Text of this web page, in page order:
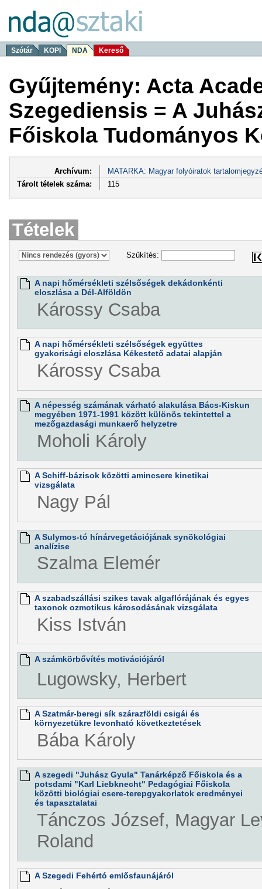
Szótár KOPI NDA Kereső
Gyűjtemény: Acta
Szegediensis = A
Főiskola Tudományos
Archívum:
MATARKA: Magyar folyóiratok
Tárolt tételek száma:
115
Tételek
Szűkítés:
A napi hőmérsékleti szélsőségek dekádonkénti
eloszlása a Dél-Alföldön
Károssy Csaba
A napi hőmérsékleti szélsőségek együttes
gyakorisági eloszlása Kékestető adatai alapján
Károssy Csaba
A népesség számának várható alakulása Bács-Kiskun
megyében 1971-1991 között különös tekintettel a
mezőgazdasági munkaerő helyzetre
Moholi Károly
A Schiff-bázisok közötti amincsere kinetikai
vizsgálata
Nagy Pál
A Sulymos-tó hínárvegetációjának synökológiai
analízise
Szalma Elemér
A szabadszállási szikes tavak algaflórájának és egyes
taxonok ozmotikus károsodásának vizsgálata
Kiss István
A számkörbővítés motivációjáról
Lugowsky, Herbert
A Szatmár-beregi sík szárazföldi csigái és
környezetükre levonható következtetések
Bába Károly
A szegedi "Juhász Gyula" Tanárképző Főiskola és a
potsdami "Karl Liebknecht" Pedagógiai Főiskola
közötti biológiai csere-terepgyakorlatok eredményei
és tapasztalatai
Tánczos József, Magyar
Roland
A Szegedi Fehértó emlősfaunájáról